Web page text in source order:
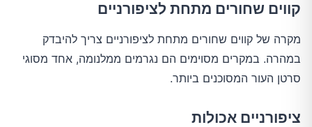
קווים שחורים מתחת לציפורניים
מקרה של קווים שחורים מתחת לציפורניים צריך להיבדק
במהרה. במקרים מסוימים הם נגרמים ממלנומה, אחד מסוגי
סרטן העור המסוכנים ביותר.
ציפורניים אכולות